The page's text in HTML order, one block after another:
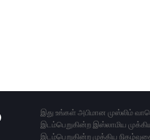
இது உங்கள் அபிமான முஸ்லிம்
இடம்பெறுகின்ற இஸ்லாமிய
இடம்பெறுகின்ற முக்கிய